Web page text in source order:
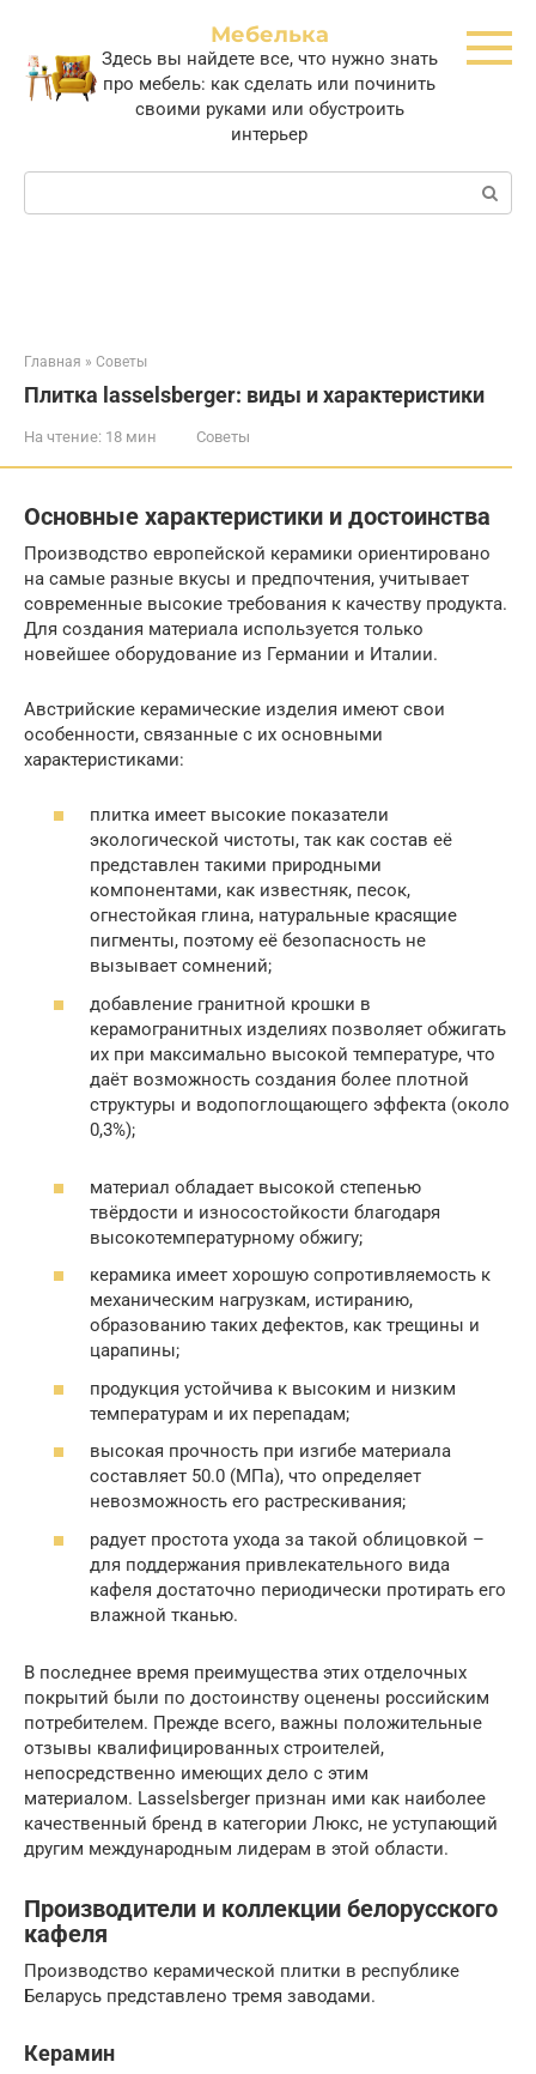
контенту
Мебелька
Здесь вы найдете все, что нужно знать
про мебель: как сделать или починить
своими руками или обустроить
интерьер
Поиск:
Главная » Советы
Плитка lasselsberger: виды и характеристики
На чтение: 18 мин Советы
Основные характеристики и достоинства
Производство европейской керамики ориентировано
на самые разные вкусы и предпочтения, учитывает
современные высокие требования к качеству продукта.
Для создания материала используется только
новейшее оборудование из Германии и Италии.
Австрийские керамические изделия имеют свои
особенности, связанные с их основными
характеристиками:
плитка имеет высокие показатели
экологической чистоты, так как состав её
представлен такими природными
компонентами, как известняк, песок,
огнестойкая глина, натуральные красящие
пигменты, поэтому её безопасность не
вызывает сомнений;
добавление гранитной крошки в
керамогранитных изделиях позволяет обжигать
их при максимально высокой температуре, что
даёт возможность создания более плотной
структуры и водопоглощающего эффекта (около
0,3%);
материал обладает высокой степенью
твёрдости и износостойкости благодаря
высокотемпературному обжигу;
керамика имеет хорошую сопротивляемость к
механическим нагрузкам, истиранию,
образованию таких дефектов, как трещины и
царапины;
продукция устойчива к высоким и низким
температурам и их перепадам;
высокая прочность при изгибе материала
составляет 50.0 (МПа), что определяет
невозможность его растрескивания;
радует простота ухода за такой облицовкой –
для поддержания привлекательного вида
кафеля достаточно периодически протирать его
влажной тканью.
В последнее время преимущества этих отделочных
покрытий были по достоинству оценены российским
потребителем. Прежде всего, важны положительные
отзывы квалифицированных строителей,
непосредственно имеющих дело с этим
материалом. Lasselsberger признан ими как наиболее
качественный бренд в категории Люкс, не уступающий
другим международным лидерам в этой области.
Производители и коллекции белорусского
кафеля
Производство керамической плитки в республике
Беларусь представлено тремя заводами.
Керамин